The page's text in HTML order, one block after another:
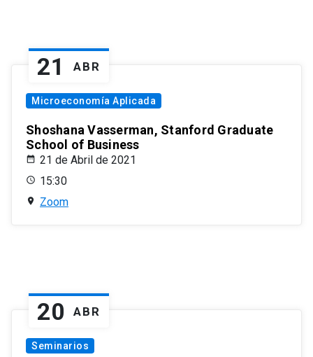
21 ABR
Microeconomía Aplicada
Shoshana Vasserman, Stanford Graduate
School of Business
21 de Abril de 2021
15:30
Zoom
20 ABR
Seminarios